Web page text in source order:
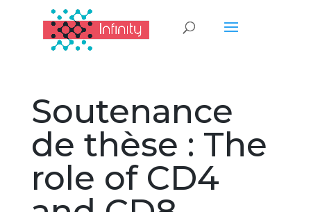
Soutenance
de thèse : The
role of CD4